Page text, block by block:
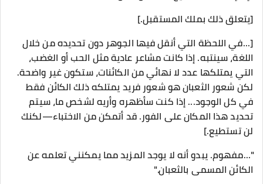
[يتعلق ذلك بملك المستقبل.]
[...في اللحظة التي أنقل فيها الجوهر دون تحديده من خلال
اللغة، سينتبه. إذا كانت مشاعر عادية مثل الحب أو الغضب،
التي يمتلكها عدد لا نهائي من الكائنات، ستكون غير واضحة.
لكن شعور الثعبان هو شعور فريد يمتلكه ذلك الكائن فقط
في كل الوجود... إذا كنت سأظهره وأريه لشخص ما، سيتم
تحديد هذا المكان على الفور. قد أتمكن من الاختباء—لكنك
لن تستطيع.]
"...مفهوم. يبدو أنه لا يوجد المزيد مما يمكنني تعلمه عن
الكائن المسمى بالثعبان."